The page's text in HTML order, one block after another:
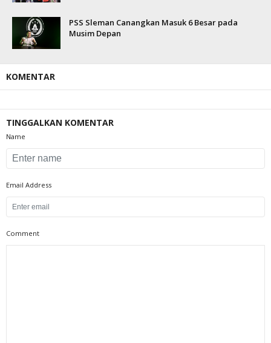
PSS Sleman Canangkan Masuk 6 Besar pada
Musim Depan
KOMENTAR
TINGGALKAN KOMENTAR
Name
Email Address
Comment